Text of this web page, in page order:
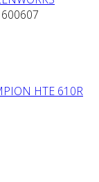
HTE 610R